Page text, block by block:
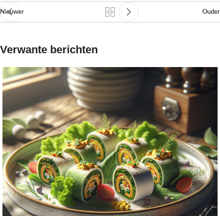
Nieuwer Ouder
Verwante berichten